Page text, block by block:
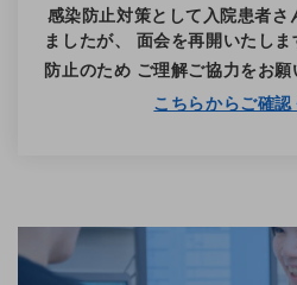
感染防止対策として入院患者
ましたが、 面会を再開いたしま
防止のため ご理解ご協力をお願
こちらからご確認